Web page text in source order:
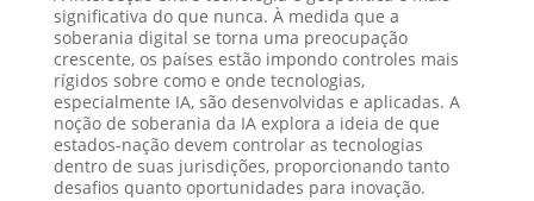
significativa do que nunca. À medida que a
soberania digital se torna uma preocupação
crescente, os países estão impondo controles mais
rígidos sobre como e onde tecnologias,
especialmente IA, são desenvolvidas e aplicadas. A
noção de soberania da IA explora a ideia de que
estados-nação devem controlar as tecnologias
dentro de suas jurisdições, proporcionando tanto
desafios quanto oportunidades para inovação.